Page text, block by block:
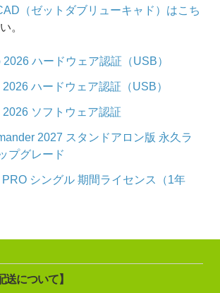
（ゼットダブリューキャド）はこち
。
ハードウェア認証（USB）
ハードウェア認証（USB）
ソフトウェア認証
2027 スタンドアロン版 永久ラ
プグレード
PRO シングル 期間ライセンス（1年
送について】